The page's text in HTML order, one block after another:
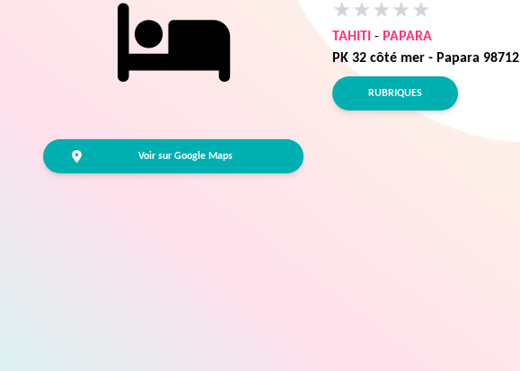
★ ★ ★ ★ ★
TAHITI - PAPARA
PK 32 côté mer - Papara 98712
RUBRIQUES
Voir sur Google Maps